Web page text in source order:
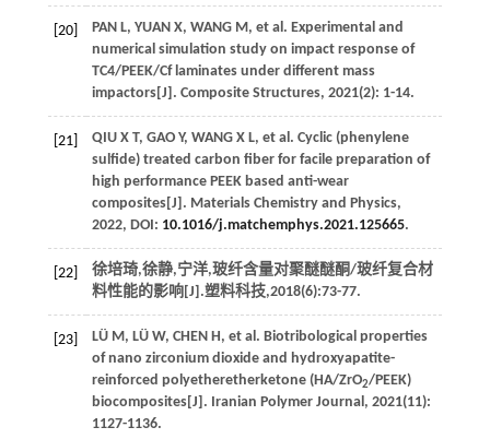
[20] PAN L, YUAN X, WANG M, et al. Experimental and
numerical simulation study on impact response of
TC4/PEEK/Cf laminates under different mass
impactors[J]. Composite Structures, 2021(2): 1-14.
[21] QIU X T, GAO Y, WANG X L, et al. Cyclic (phenylene
sulfide) treated carbon fiber for facile preparation of
high performance PEEK based anti-wear
composites[J]. Materials Chemistry and Physics,
2022, DOI: 10.1016/j.matchemphys.2021.125665.
[22]
徐培琦,徐静,宁洋,玻纤含量对聚醚醚酮/玻纤复合材
料性能的影响[J].塑料科技,2018(6):73-77.
[23] LÜ M, LÜ W, CHEN H, et al. Biotribological properties
of nano zirconium dioxide and hydroxyapatite-
reinforced polyetheretherketone (HA/ZrO2/PEEK)
biocomposites[J]. Iranian Polymer Journal, 2021(11):
1127-1136.